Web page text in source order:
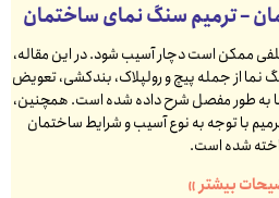
– ترمیم سنگ نمای ساختمان
ممکن است دچار آسیب شود. در این مقاله،
از جمله پیچ و رولپلاک، بندکشی، تعویض
به طور مفصل شرح داده شده است. همچنین،
با توجه به نوع آسیب و شرایط ساختمان
شده است.
بیشتر »